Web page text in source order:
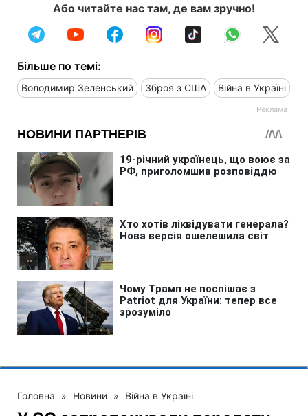
Або читайте нас там, де вам зручно!
Більше по темі:
Володимир Зеленський Зброя з США Війна в Україні
Головна » Новини » Війна в Україні